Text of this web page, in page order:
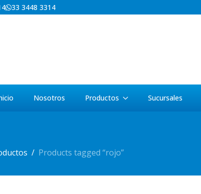
33 3448 3314
Nosotros Productos Sucursales
Products tagged “rojo”